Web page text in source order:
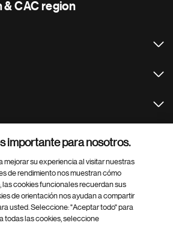
& CAC region
importante para nosotros.
mejorar su experiencia al visitar nuestras
de rendimiento nos muestran cómo
las cookies funcionales recuerdan sus
de orientación nos ayudan a compartir
usted. Seleccione: "Aceptar todo" para
todas las cookies, seleccione